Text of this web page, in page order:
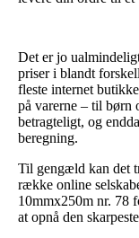
Det er jo
priser i blandt
fleste internet
på varerne – til børn
betragteligt, og
beregning.
Til gengæld kan det
række online
10mmx250m nr. 78
at opnå den